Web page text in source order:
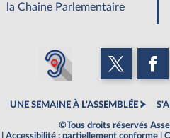
la Chaine Parlementaire
UNE SEMAINE À L'ASSEMBLÉE
©Tous droits réservés
Accessibilité : partiellement conforme